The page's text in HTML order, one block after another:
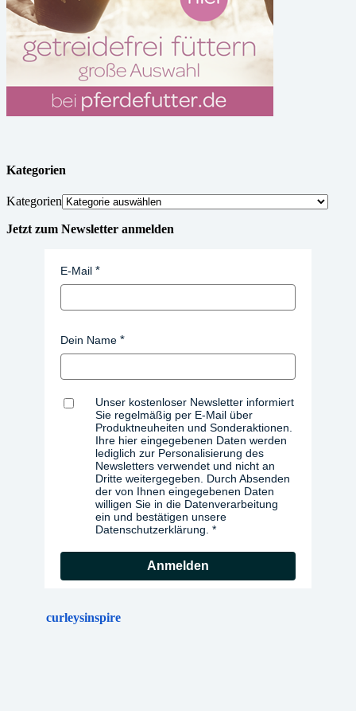
Kategorien
Kategorien
Jetzt zum Newsletter anmelden
E-Mail
Dein Name
Unser kostenloser Newsletter informiert
Sie regelmäßig per E-Mail über
Produktneuheiten und Sonderaktionen.
Ihre hier eingegebenen Daten werden
lediglich zur Personalisierung des
Newsletters verwendet und nicht an
Dritte weitergegeben. Durch Absenden
der von Ihnen eingegebenen Daten
willigen Sie in die Datenverarbeitung
ein und bestätigen unsere
Datenschutzerklärung.
Anmelden
curleysinspire